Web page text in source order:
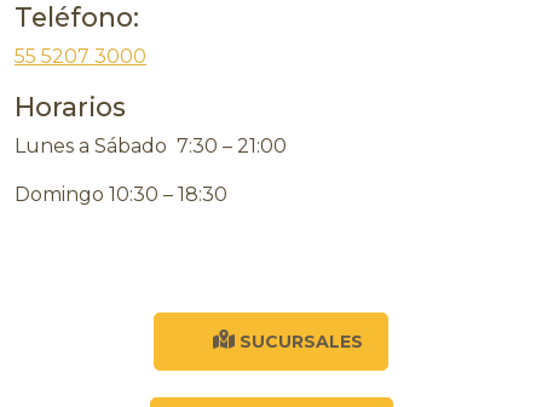
Teléfono:
55 5207 3000
Horarios
Lunes a Sábado 7:30 – 21:00
Domingo 10:30 – 18:30
SUCURSALES